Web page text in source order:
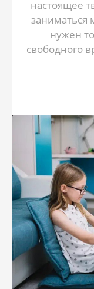
настоящее
заниматься
нужен
свободного